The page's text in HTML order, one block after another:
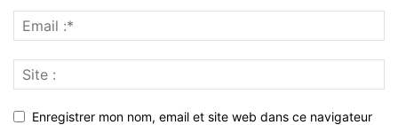
Enregistrer mon nom, email et site web dans ce navigateur